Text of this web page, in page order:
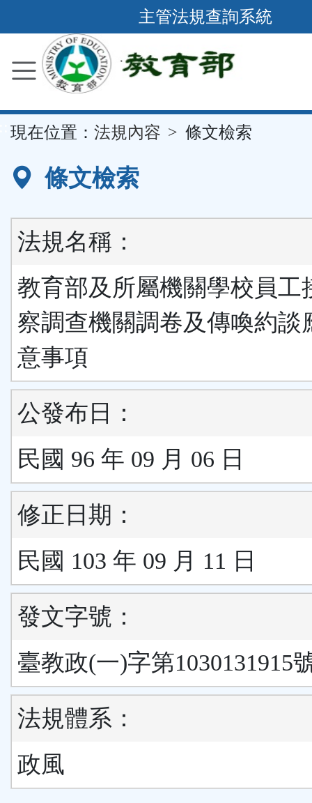
到
要
容
區
主管法規查詢系統
現在位置： 法規內容 條文檢索
條文檢索
法規名稱：
教育部及所屬機關學校員工
察調查機關調卷及傳喚約談
意事項
公發布日：
民國 96 年 09 月 06 日
修正日期：
民國 103 年 09 月 11 日
發文字號：
臺教政(一)字第1030131915
法規體系：
政風